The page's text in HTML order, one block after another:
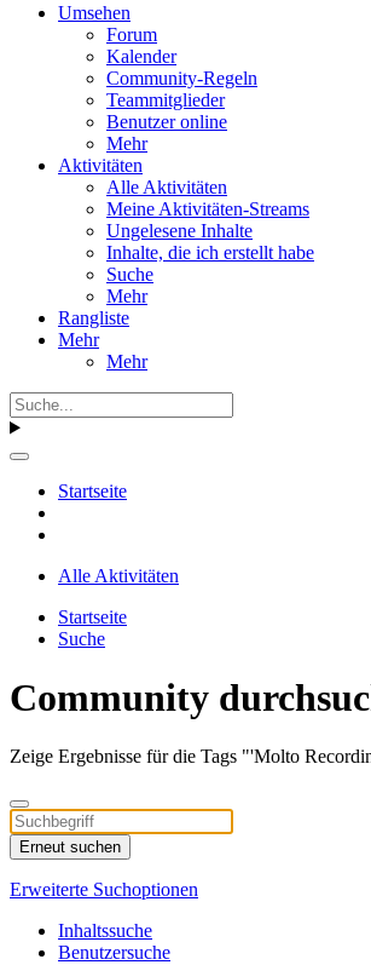
Umsehen
Forum
Kalender
Community-Regeln
Teammitglieder
Benutzer online
Mehr
Aktivitäten
Alle Aktivitäten
Meine Aktivitäten-Streams
Ungelesene Inhalte
Inhalte, die ich erstellt habe
Suche
Mehr
Rangliste
Mehr
Mehr
Startseite
Alle Aktivitäten
Startseite
Suche
Community
Zeige Ergebnisse für die Tags "'Molto
Erneut suchen
Erweiterte Suchoptionen
Inhaltssuche
Benutzersuche